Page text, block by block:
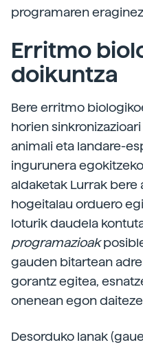
programaren
Erritmo
doikuntza
Bere erritmo
horien
animali eta landare-
ingurunera
aldaketak Lurrak
hogeitalau orduero
loturik daudela
programazioak
gauden bitartean
gorantz egitea,
onenean egon
Desorduko lanak